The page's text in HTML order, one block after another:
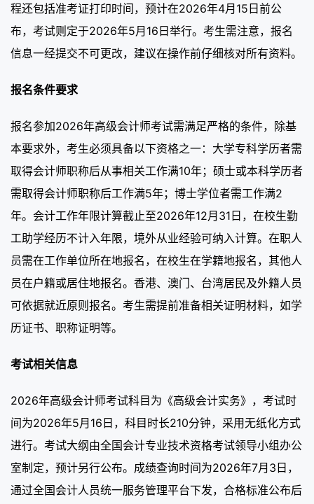
程还包括准考证打印时间，预计在2026年4月15日前公
布，考试则定于2026年5月16日举行。考生需注意，报名
信息一经提交不可更改，建议在操作前仔细核对所有资料。
报名条件要求
报名参加2026年高级会计师考试需满足严格的条件，除基
本要求外，考生必须具备以下资格之一：大学专科学历者需
取得会计师职称后从事相关工作满10年；硕士或本科学历者
需取得会计师职称后工作满5年；博士学位者需工作满2
年。会计工作年限计算截止至2026年12月31日，在校生勤
工助学经历不计入年限，境外从业经验可纳入计算。在职人
员需在工作单位所在地报名，在校生在学籍地报名，其他人
员在户籍或居住地报名。香港、澳门、台湾居民及外籍人员
可依据就近原则报名。考生需提前准备相关证明材料，如学
历证书、职称证明等。
考试相关信息
2026年高级会计师考试科目为《高级会计实务》，考试时
间为2026年5月16日，科目时长210分钟，采用无纸化方式
进行。考试大纲由全国会计专业技术资格考试领导小组办公
室制定，预计另行公布。成绩查询时间为2026年7月3日，
通过全国会计人员统一服务管理平台下发，合格标准公布后